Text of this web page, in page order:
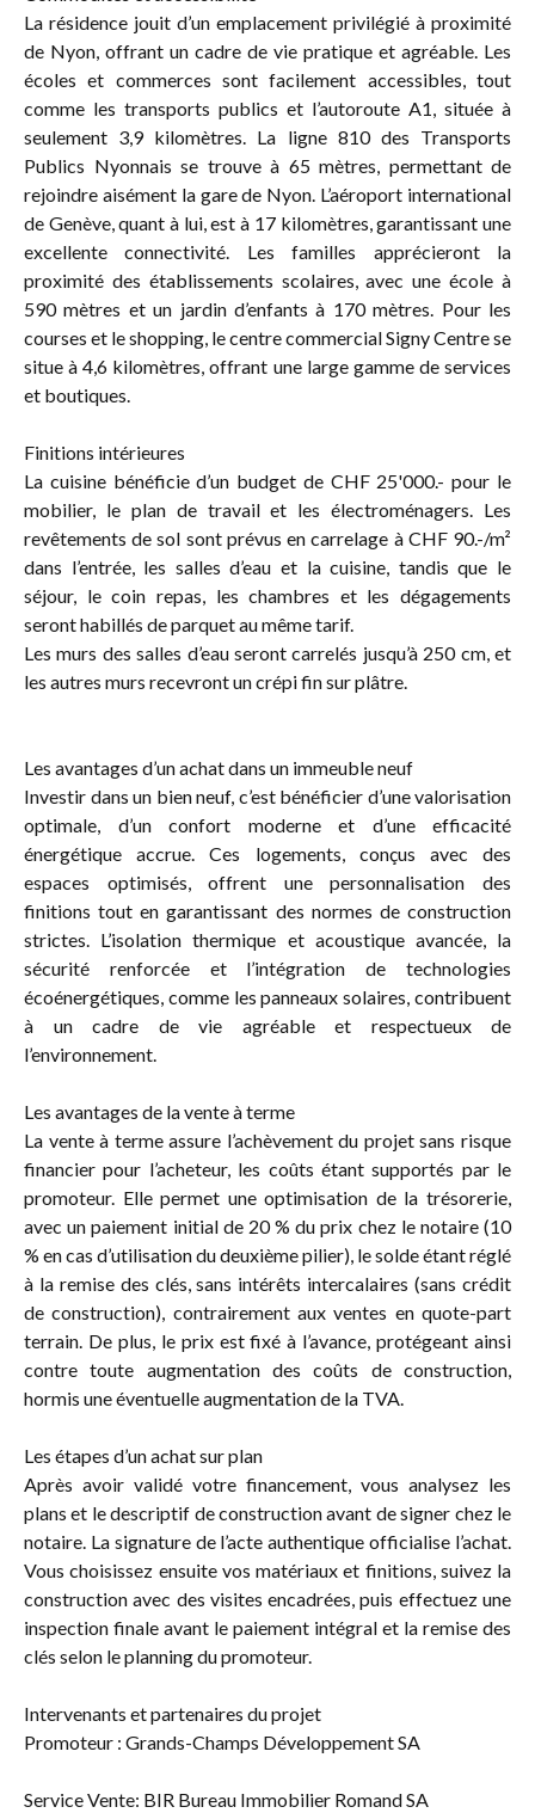
La résidence jouit d’un emplacement privilégié à proximité
de Nyon, offrant un cadre de vie pratique et agréable. Les
écoles et commerces sont facilement accessibles, tout
comme les transports publics et l’autoroute A1, située à
seulement 3,9 kilomètres. La ligne 810 des Transports
Publics Nyonnais se trouve à 65 mètres, permettant de
rejoindre aisément la gare de Nyon. L’aéroport international
de Genève, quant à lui, est à 17 kilomètres, garantissant une
excellente connectivité. Les familles apprécieront la
proximité des établissements scolaires, avec une école à
590 mètres et un jardin d’enfants à 170 mètres. Pour les
courses et le shopping, le centre commercial Signy Centre se
situe à 4,6 kilomètres, offrant une large gamme de services
et boutiques.
Finitions intérieures
La cuisine bénéficie d’un budget de CHF 25'000.- pour le
mobilier, le plan de travail et les électroménagers. Les
revêtements de sol sont prévus en carrelage à CHF 90.-/m²
dans l’entrée, les salles d’eau et la cuisine, tandis que le
séjour, le coin repas, les chambres et les dégagements
seront habillés de parquet au même tarif.
Les murs des salles d’eau seront carrelés jusqu’à 250 cm, et
les autres murs recevront un crépi fin sur plâtre.
Les avantages d’un achat dans un immeuble neuf
Investir dans un bien neuf, c’est bénéficier d’une valorisation
optimale, d’un confort moderne et d’une efficacité
énergétique accrue. Ces logements, conçus avec des
espaces optimisés, offrent une personnalisation des
finitions tout en garantissant des normes de construction
strictes. L’isolation thermique et acoustique avancée, la
sécurité renforcée et l’intégration de technologies
écoénergétiques, comme les panneaux solaires, contribuent
à un cadre de vie agréable et respectueux de
l’environnement.
Les avantages de la vente à terme
La vente à terme assure l’achèvement du projet sans risque
financier pour l’acheteur, les coûts étant supportés par le
promoteur. Elle permet une optimisation de la trésorerie,
avec un paiement initial de 20 % du prix chez le notaire (10
% en cas d’utilisation du deuxième pilier), le solde étant réglé
à la remise des clés, sans intérêts intercalaires (sans crédit
de construction), contrairement aux ventes en quote-part
terrain. De plus, le prix est fixé à l’avance, protégeant ainsi
contre toute augmentation des coûts de construction,
hormis une éventuelle augmentation de la TVA.
Les étapes d’un achat sur plan
Après avoir validé votre financement, vous analysez les
plans et le descriptif de construction avant de signer chez le
notaire. La signature de l’acte authentique officialise l’achat.
Vous choisissez ensuite vos matériaux et finitions, suivez la
construction avec des visites encadrées, puis effectuez une
inspection finale avant le paiement intégral et la remise des
clés selon le planning du promoteur.
Intervenants et partenaires du projet
Promoteur : Grands-Champs Développement SA
Service Vente: BIR Bureau Immobilier Romand SA